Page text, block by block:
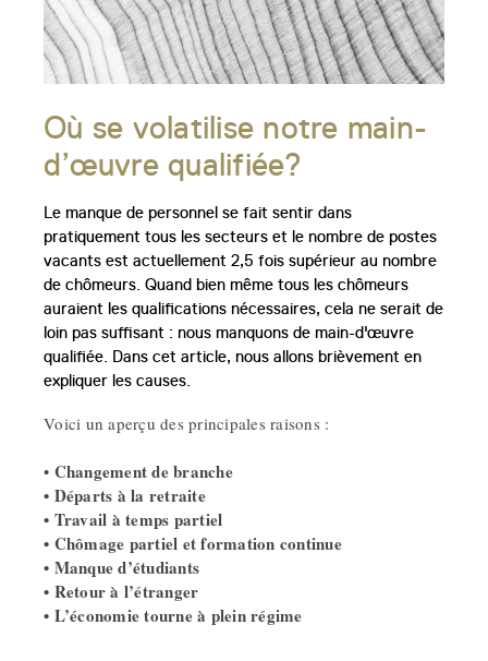
Où se volatilise notre main-
d’œuvre qualifiée?
Le manque de personnel se fait sentir dans
pratiquement tous les secteurs et le nombre de postes
vacants est actuellement 2,5 fois supérieur au nombre
de chômeurs. Quand bien même tous les chômeurs
auraient les qualifications nécessaires, cela ne serait de
loin pas suffisant : nous manquons de main-d'œuvre
qualifiée. Dans cet article, nous allons brièvement en
expliquer les causes.
Voici un aperçu des principales raisons :
• Changement de branche
• Départs à la retraite
• Travail à temps partiel
• Chômage partiel et formation continue
• Manque d’étudiants
• Retour à l’étranger
• L’économie tourne à plein régime